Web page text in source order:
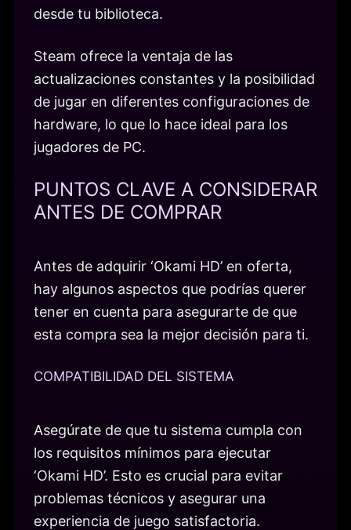
desde tu biblioteca.
Steam ofrece la ventaja de las
actualizaciones constantes y la posibilidad
de jugar en diferentes configuraciones de
hardware, lo que lo hace ideal para los
jugadores de PC.
PUNTOS CLAVE A CONSIDERAR
ANTES DE COMPRAR
Antes de adquirir ‘Okami HD’ en oferta,
hay algunos aspectos que podrías querer
tener en cuenta para asegurarte de que
esta compra sea la mejor decisión para ti.
COMPATIBILIDAD DEL SISTEMA
Asegúrate de que tu sistema cumpla con
los requisitos mínimos para ejecutar
‘Okami HD’. Esto es crucial para evitar
problemas técnicos y asegurar una
experiencia de juego satisfactoria.